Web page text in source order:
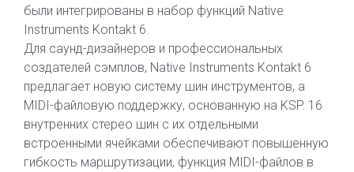
были интегрированы в набор функций Native
Instruments Kontakt 6.
Для саунд-дизайнеров и профессиональных
создателей сэмплов, Native Instruments Kontakt 6
предлагает новую систему шин инструментов, а
MIDI-файловую поддержку, основанную на KSP. 16
внутренних стерео шин с их отдельными
встроенными ячейками обеспечивают повышенную
гибкость маршрутизации, функция MIDI-файлов в